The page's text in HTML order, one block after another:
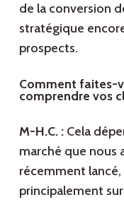
de la conversion
stratégique
prospects.
Comment faites-
comprendre vos
M-H.C. : Cela
marché que nous
récemment
principalement